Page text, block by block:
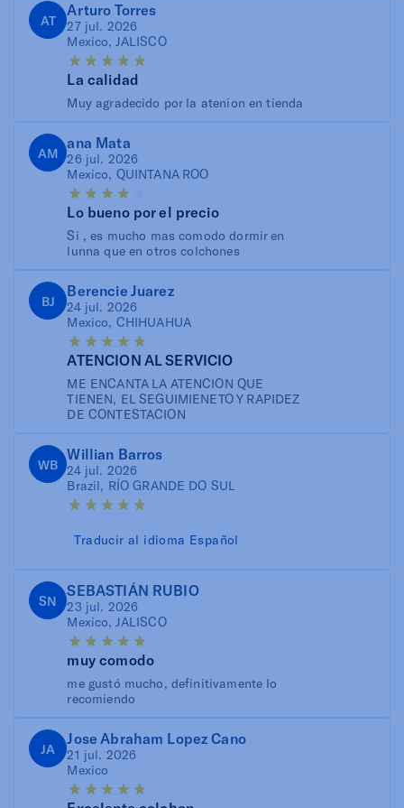
AT
Arturo Torres
27 jul. 2026
Mexico, JALISCO
La calidad
Muy agradecido por la atenion en tienda
AM
ana Mata
26 jul. 2026
Mexico, QUINTANA ROO
Lo bueno por el precio
Si , es mucho mas comodo dormir en
lunna que en otros colchones
BJ
Berencie Juarez
24 jul. 2026
Mexico, CHIHUAHUA
ATENCION AL SERVICIO
ME ENCANTA LA ATENCION QUE
TIENEN, EL SEGUIMIENETO Y RAPIDEZ
DE CONTESTACION
WB
Willian Barros
24 jul. 2026
Brazil, RÍO GRANDE DO SUL
Traducir al idioma Español
SN
SEBASTIÁN RUBIO
23 jul. 2026
Mexico, JALISCO
muy comodo
me gustó mucho, definitivamente lo
recomiendo
JA
Jose Abraham Lopez Cano
21 jul. 2026
Mexico